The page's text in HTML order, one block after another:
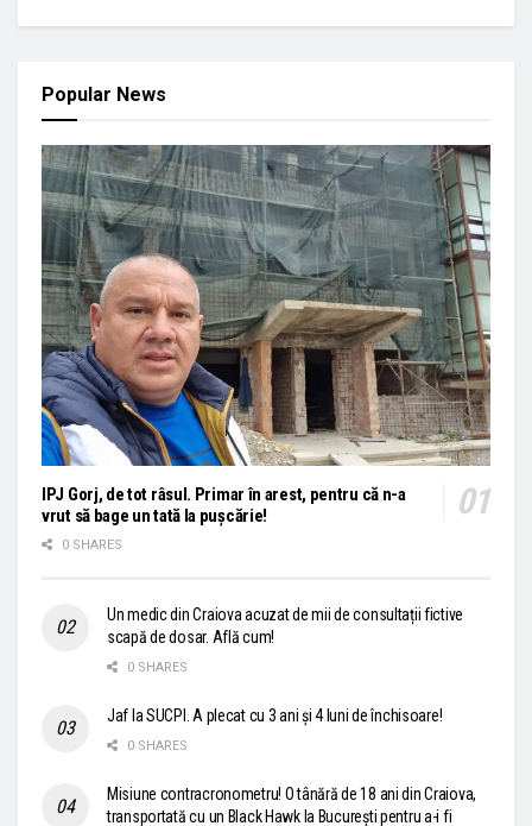
Popular News
IPJ Gorj, de tot râsul. Primar în arest, pentru că n-a
vrut să bage un tată la pușcărie!
0 SHARES
Un medic din Craiova acuzat de mii de consultații fictive
scapă de dosar. Află cum!
0 SHARES
Jaf la SUCPI. A plecat cu 3 ani și 4 luni de închisoare!
0 SHARES
Misiune contracronometru! O tânără de 18 ani din Craiova,
transportată cu un Black Hawk la București pentru a-i fi